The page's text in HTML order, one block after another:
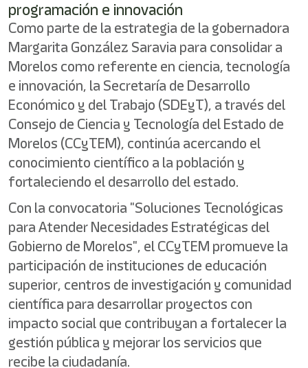
programación e innovación
Como parte de la estrategia de la gobernadora
Margarita González Saravia para consolidar a
Morelos como referente en ciencia, tecnología
e innovación, la Secretaría de Desarrollo
Económico y del Trabajo (SDEyT), a través del
Consejo de Ciencia y Tecnología del Estado de
Morelos (CCyTEM), continúa acercando el
conocimiento científico a la población y
fortaleciendo el desarrollo del estado.
Con la convocatoria "Soluciones Tecnológicas
para Atender Necesidades Estratégicas del
Gobierno de Morelos", el CCyTEM promueve la
participación de instituciones de educación
superior, centros de investigación y comunidad
científica para desarrollar proyectos con
impacto social que contribuyan a fortalecer la
gestión pública y mejorar los servicios que
recibe la ciudadanía.